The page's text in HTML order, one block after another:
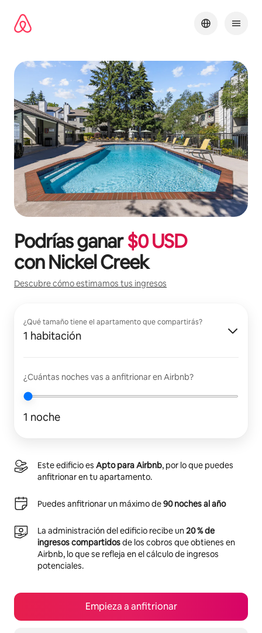
contenido
Podrías ganar$0USD
conNickel Creek
Descubre cómo estimamos tus ingresos
¿Qué tamaño tiene el apartamento que compartirás?
1 habitación
¿Cuántas noches vas a anfitrionar en Airbnb?
1 noche
Este edificio es Apto para Airbnb, por lo que puedes
anfitrionar en tu apartamento.
Puedes anfitrionar un máximo de90 noches al año
La administración del edificio recibe un20 % de
ingresos compartidosde los cobros que obtienes en
Airbnb, lo que se refleja en el cálculo de ingresos
potenciales.
Empieza a anfitrionar